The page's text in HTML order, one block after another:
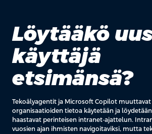
Löytääkö
käyttäjä
etsimänsä?
Tekoälyagentit ja Microsoft Copilot
organisaatioiden tietoa käytetään ja
haastavat perinteisen intranet-ajattelun.
vuosien ajan ihmisten navigoitaviksi, mutta